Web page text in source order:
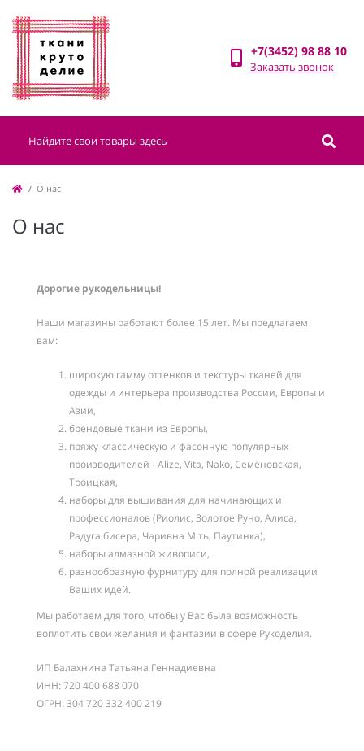
+7(3452) 98 88 10
Заказать звонок
О нас
О нас
Дорогие рукодельницы!
Наши магазины работают более 15 лет. Мы предлагаем
вам:
широкую гамму оттенков и текстуры тканей для
одежды и интерьера производства России, Европы и
Азии,
брендовые ткани из Европы,
пряжу классическую и фасонную популярных
производителей - Alize, Vita, Nako, Семёновская,
Троицкая,
наборы для вышивания для начинающих и
профессионалов (Риолис, Золотое Руно, Алиса,
Радуга бисера, Чаривна Мiть, Паутинка),
наборы алмазной живописи,
разнообразную фурнитуру для полной реализации
Ваших идей.
Мы работаем для того, чтобы у Вас была возможность
воплотить свои желания и фантазии в сфере Рукоделия.
ИП Балахнина Татьяна Геннадиевна
ИНН: 720 400 688 070
ОГРН: 304 720 332 400 219